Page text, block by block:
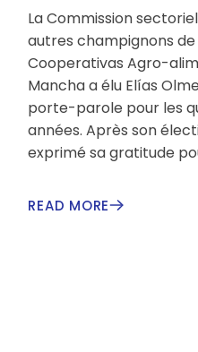
La Commission
autres champignons
Cooperativas Agro-
Mancha a élu Elías
porte-parole pour les
années. Après son
exprimé sa gratitude
READ MORE